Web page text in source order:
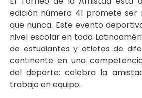
edición número 41 promete ser
que nunca. Este evento
nivel escolar en toda
de estudiantes y atletas de
continente en una
del deporte: celebra la
trabajo en equipo.